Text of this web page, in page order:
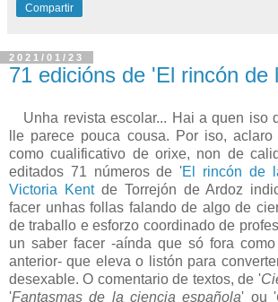
Compartir
2021/01/23
71 edicións de 'El rincón de
Unha revista escolar... Hai a quen iso
lle parece pouca cousa. Por iso,
como cualificativo de orixe, non de
editados 71 números de 'El rincón de
Victoria Kentde Torrejón de Ardoz
facer unhas follas falando de algo de
de traballo e esforzo coordinado de
un saber facer -aínda que só fora
anterior- que eleva o listón para
desexable. O comentario de textos, de '
'Fantasmas de la ciencia española' ou '